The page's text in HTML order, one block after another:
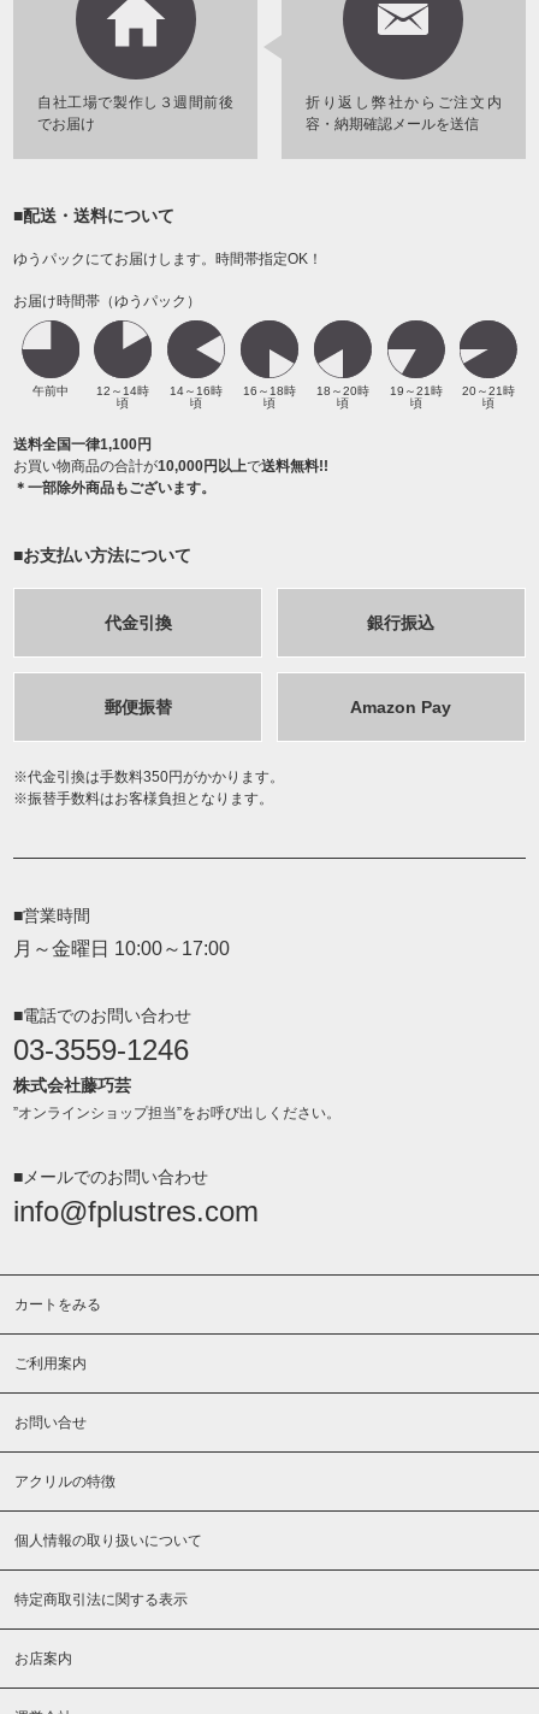
折り返し弊社からご注文内
容・納期確認メールを送信
自社工場で製作し３週間前後
でお届け
■配送・送料について
ゆうパックにてお届けします。時間帯指定OK！
お届け時間帯（ゆうパック）
午前中
12～14時
頃
14～16時
頃
16～18時
頃
18～20時
頃
19～21時
頃
20～21時
頃
送料全国一律1,100円
お買い物商品の合計が10,000円以上で送料無料!!
＊一部除外商品もございます。
■お支払い方法について
代金引換 銀行振込
郵便振替 Amazon Pay
代金引換は手数料350円がかかります。
振替手数料はお客様負担となります。
■営業時間
月～金曜日 10:00～17:00
■電話でのお問い合わせ
03-3559-1246
株式会社藤巧芸
”オンラインショップ担当”をお呼び出しください。
■メールでのお問い合わせ
info@fplustres.com
カートをみる
ご利用案内
お問い合せ
アクリルの特徴
個人情報の取り扱いについて
特定商取引法に関する表示
お店案内